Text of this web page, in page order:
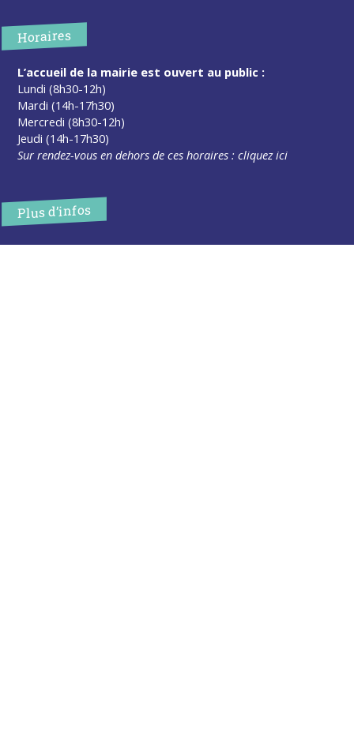
Horaires
L’accueil de la mairie est ouvert au public :
Lundi (8h30-12h)
Mardi (14h-17h30)
Mercredi (8h30-12h)
Jeudi (14h-17h30)
Sur rendez-vous en dehors de ces horaires :cliquez ici
Plus d’infos